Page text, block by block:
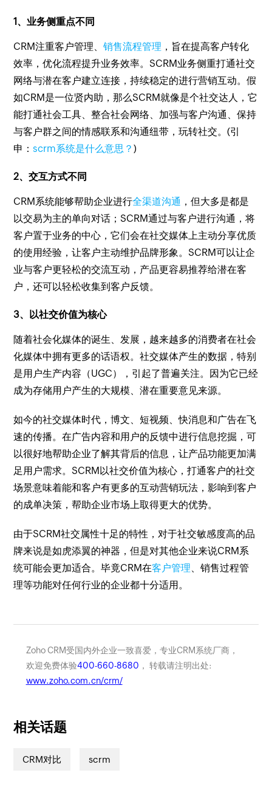
1、业务侧重点不同
CRM注重客户管理、销售流程管理 ，旨在提高客户转化
效率，优化流程提升业务效率。SCRM业务侧重打通社交
网络与潜在客户建立连接，持续稳定的进行营销互动。假
如CRM是一位贤内助，那么SCRM就像是个社交达人，它
能打通社会工具、整合社会网络、加强与客户沟通、保持
与客户群之间的情感联系和沟通纽带，玩转社交。(引
申：scrm系统是什么意思？)
2、交互方式不同
CRM系统能够帮助企业进行全渠道沟通 ，但大多是都是
以交易为主的单向对话；SCRM通过与客户进行沟通，将
客户置于业务的中心，它们会在社交媒体上主动分享优质
的使用经验，让客户主动维护品牌形象。SCRM可以让企
业与客户更轻松的交流互动，产品更容易推荐给潜在客
户，还可以轻松收集到客户反馈。
3、以社交价值为核心
随着社会化媒体的诞生、发展，越来越多的消费者在社会
化媒体中拥有更多的话语权。社交媒体产生的数据，特别
是用户生产内容（UGC），引起了普遍关注。因为它已经
成为存储用户产生的大规模、潜在重要意见来源。
如今的社交媒体时代，博文、短视频、快消息和广告在飞
速的传播。在广告内容和用户的反馈中进行信息挖掘，可
以很好地帮助企业了解其背后的信息，让产品功能更加满
足用户需求。SCRM以社交价值为核心，打通客户的社交
场景意味着能和客户有更多的互动营销玩法，影响到客户
的成单决策，帮助企业市场上取得更大的优势。
由于SCRM社交属性十足的特性，对于社交敏感度高的品
牌来说是如虎添翼的神器，但是对其他企业来说CRM系
统可能会更加适合。毕竟CRM在客户管理、销售过程管
理等功能对任何行业的企业都十分适用。
Zoho CRM受国内外企业一致喜爱，专业CRM系统厂商，
欢迎免费体验400-660-8680 ， 转载请注明出处:
www.zoho.com.cn/crm/
相关话题
CRM对比 scrm